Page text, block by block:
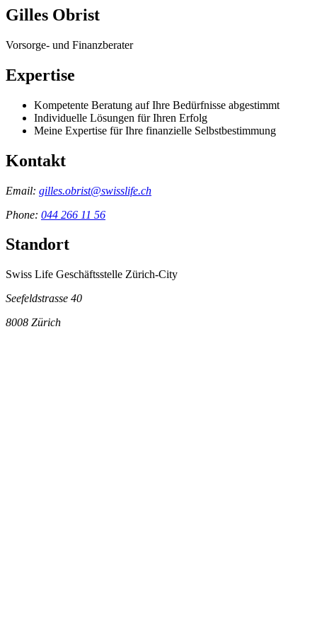
Gilles Obrist
Vorsorge- und Finanzberater
Expertise
Kompetente Beratung auf Ihre Bedürfnisse abgestimmt
Individuelle Lösungen für Ihren Erfolg
Meine Expertise für Ihre finanzielle Selbstbestimmung
Kontakt
Email: gilles.obrist@swisslife.ch
Phone: 044 266 11 56
Standort
Swiss Life Geschäftsstelle Zürich-City
Seefeldstrasse 40
8008 Zürich